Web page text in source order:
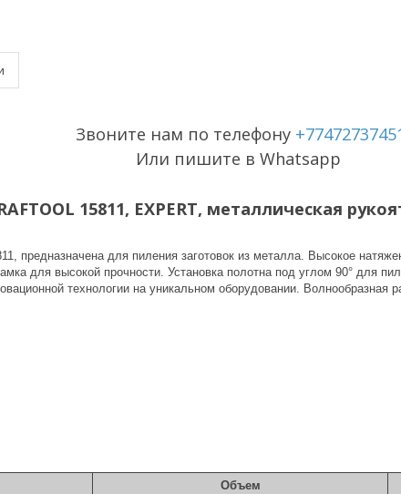
Звоните нам по телефону
Или пишите в Whatsapp
15811, EXPERT, металлическая
предназначена для пиления заготовок из металла. Высокое
для высокой прочности. Установка полотна под углом 90° для
технологии на уникальном оборудовании. Волнообразная
Объем